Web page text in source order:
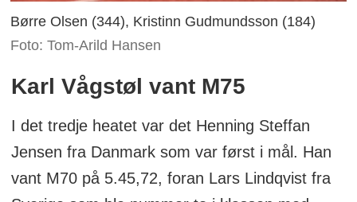
Børre Olsen (344), Kristinn Gudmundsson (184)
Foto: Tom-Arild Hansen
Karl Vågstøl vant M75
I det tredje heatet var det Henning Steffan
Jensen fra Danmark som var først i mål. Han
vant M70 på 5.45,72, foran Lars Lindqvist fra